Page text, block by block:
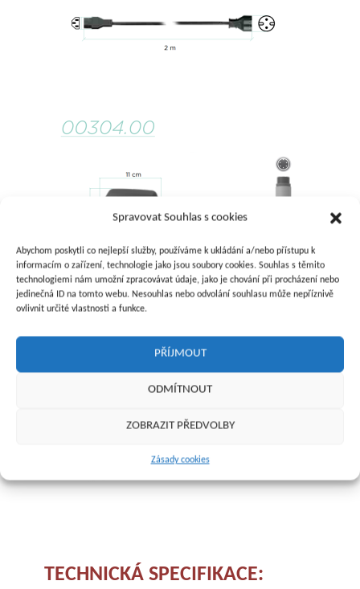
Spravovat Souhlas s cookies
Abychom poskytli co nejlepší služby, používáme k ukládání a/nebo přístupu k
informacím o zařízení, technologie jako jsou soubory cookies. Souhlas s těmito
technologiemi nám umožní zpracovávat údaje, jako je chování při procházení nebo
jedinečná ID na tomto webu. Nesouhlas nebo odvolání souhlasu může nepříznivě
ovlivnit určité vlastnosti a funkce.
PŘÍJMOUT
ODMÍTNOUT
ZOBRAZIT PŘEDVOLBY
Zásady cookies
TECHNICKÁ SPECIFIKACE: